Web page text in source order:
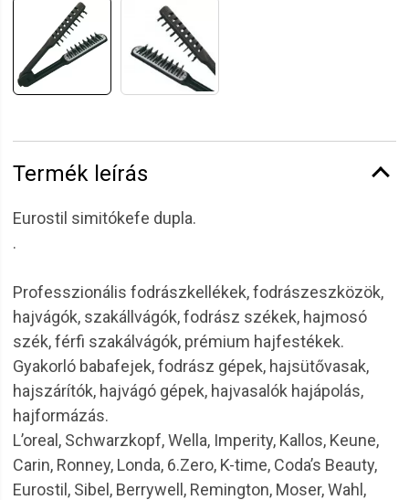
Termék leírás
Eurostil simitókefe dupla.
.
Professzionális fodrászkellékek, fodrászeszközök,
hajvágók, szakállvágók, fodrász székek, hajmosó
szék, férfi szakálvágók, prémium hajfestékek.
Gyakorló babafejek, fodrász gépek, hajsütővasak,
hajszárítók, hajvágó gépek, hajvasalók hajápolás,
hajformázás.
L’oreal, Schwarzkopf, Wella, Imperity, Kallos, Keune,
Carin, Ronney, Londa, 6.Zero, K-time, Coda’s Beauty,
Eurostil, Sibel, Berrywell, Remington, Moser, Wahl,